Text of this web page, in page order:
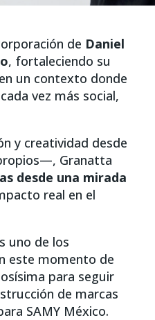
de Daniel
, fortaleciendo su
un contexto donde
vez más social,
y creatividad desde
Granatta
desde una mirada
real en el
uno de los
este momento de
para seguir
de marcas
SAMY México.